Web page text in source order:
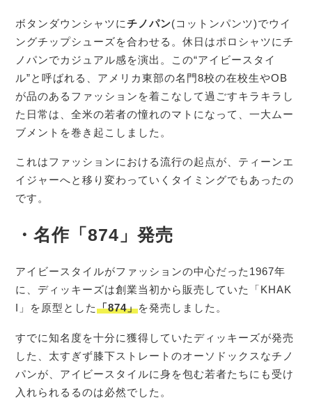
ボタンダウンシャツにチノパン(コットンパンツ)でウイ
ングチップシューズを合わせる。休日はポロシャツにチ
ノパンでカジュアル感を演出。この“アイビースタイ
ル”と呼ばれる、アメリカ東部の名門8校の在校生やOB
が品のあるファッションを着こなして過ごすキラキラし
た日常は、全米の若者の憧れのマトになって、一大ムー
ブメントを巻き起こしました。
これはファッションにおける流行の起点が、ティーンエ
イジャーへと移り変わっていくタイミングでもあったの
です。
・名作「874」発売
アイビースタイルがファッションの中心だった1967年
に、ディッキーズは創業当初から販売していた「KHAK
I」を原型とした「874」を発売しました。
すでに知名度を十分に獲得していたディッキーズが発売
した、太すぎず膝下ストレートのオーソドックスなチノ
パンが、アイビースタイルに身を包む若者たちにも受け
入れられるるのは必然でした。